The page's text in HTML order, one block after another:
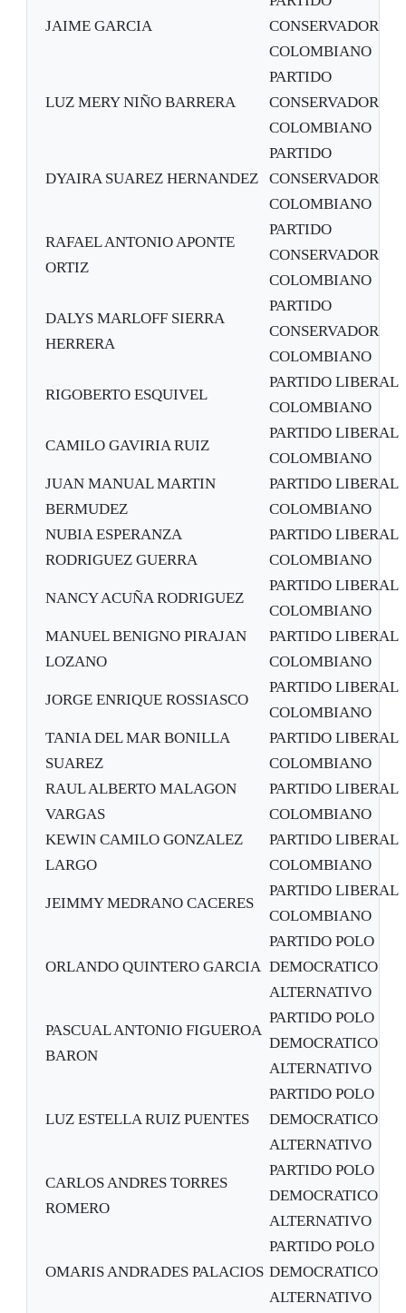
JAIME GARCIA
CONSERVADOR
COLOMBIANO
LUZ MERY NIÑO BARRERA
PARTIDO
CONSERVADOR
COLOMBIANO
DYAIRA SUAREZ HERNANDEZ
PARTIDO
CONSERVADOR
COLOMBIANO
RAFAEL ANTONIO APONTE
ORTIZ
PARTIDO
CONSERVADOR
COLOMBIANO
DALYS MARLOFF SIERRA
HERRERA
PARTIDO
CONSERVADOR
COLOMBIANO
RIGOBERTO ESQUIVEL
PARTIDO LIBERAL
COLOMBIANO
CAMILO GAVIRIA RUIZ
PARTIDO LIBERAL
COLOMBIANO
JUAN MANUAL MARTIN
BERMUDEZ
PARTIDO LIBERAL
COLOMBIANO
NUBIA ESPERANZA
RODRIGUEZ GUERRA
PARTIDO LIBERAL
COLOMBIANO
NANCY ACUÑA RODRIGUEZ
PARTIDO LIBERAL
COLOMBIANO
MANUEL BENIGNO PIRAJAN
LOZANO
PARTIDO LIBERAL
COLOMBIANO
JORGE ENRIQUE ROSSIASCO
PARTIDO LIBERAL
COLOMBIANO
TANIA DEL MAR BONILLA
SUAREZ
PARTIDO LIBERAL
COLOMBIANO
RAUL ALBERTO MALAGON
VARGAS
PARTIDO LIBERAL
COLOMBIANO
KEWIN CAMILO GONZALEZ
LARGO
PARTIDO LIBERAL
COLOMBIANO
JEIMMY MEDRANO CACERES
PARTIDO LIBERAL
COLOMBIANO
ORLANDO QUINTERO GARCIA
PARTIDO POLO
DEMOCRATICO
ALTERNATIVO
PASCUAL ANTONIO FIGUEROA
BARON
PARTIDO POLO
DEMOCRATICO
ALTERNATIVO
LUZ ESTELLA RUIZ PUENTES
PARTIDO POLO
DEMOCRATICO
ALTERNATIVO
CARLOS ANDRES TORRES
ROMERO
PARTIDO POLO
DEMOCRATICO
ALTERNATIVO
OMARIS ANDRADES PALACIOS
PARTIDO POLO
DEMOCRATICO
ALTERNATIVO